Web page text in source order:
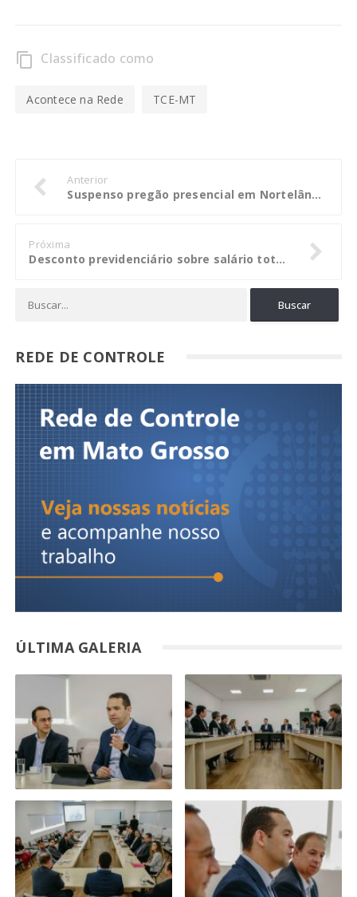
content_copy Classificado como
Acontece na Rede TCE-MT
Anterior
Suspenso pregão presencial em Nortelândia
Próxima
Desconto previdenciário sobre salário total dos servidores da Educação é legal
REDE DE CONTROLE
ÚLTIMA GALERIA